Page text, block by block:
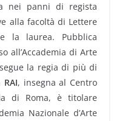
nei panni di regista
alla facoltà di Lettere
la laurea. Pubblica
all’Accademia di Arte
la regia di più di
RAI, insegna al Centro
di Roma, è titolare
Nazionale d’Arte